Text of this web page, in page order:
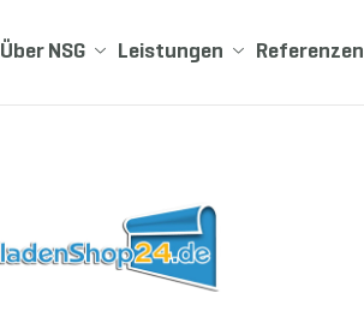
Über NSG Leistungen Referenzen